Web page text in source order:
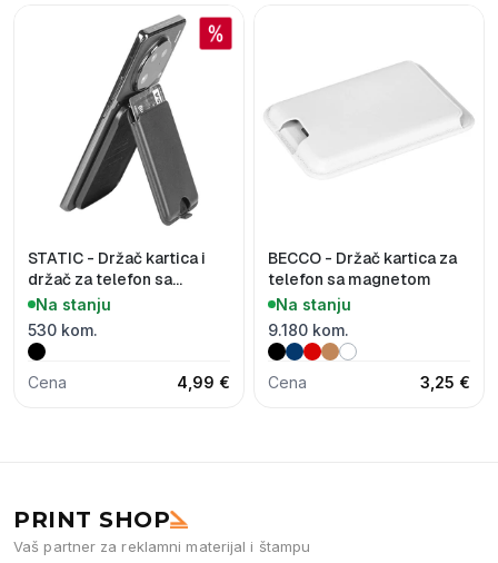
STATIC - Držač kartica i
držač za telefon sa
magnetom
Na stanju
530 kom.
Cena 4,99 €
BECCO - Držač kartica za
telefon sa magnetom
Na stanju
9.180 kom.
Cena 3,25 €
PRINT SHOP
Vaš partner za reklamni materijal i štampu